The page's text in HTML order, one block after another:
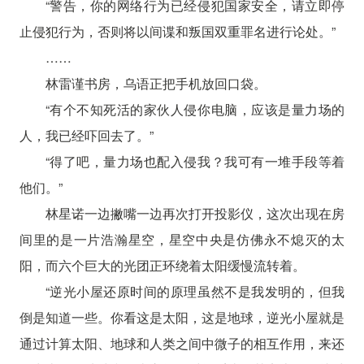
“警告，你的网络行为已经侵犯国家安全，请立即停
止侵犯行为，否则将以间谍和叛国双重罪名进行论处。”
……
林雷谨书房，乌语正把手机放回口袋。
“有个不知死活的家伙人侵你电脑，应该是量力场的
人，我已经吓回去了。”
“得了吧，量力场也配入侵我？我可有一堆手段等着
他们。”
林星诺一边撇嘴一边再次打开投影仪，这次出现在房
间里的是一片浩瀚星空，星空中央是仿佛永不熄灭的太
阳，而六个巨大的光团正环绕着太阳缓慢流转着。
“逆光小屋还原时间的原理虽然不是我发明的，但我
倒是知道一些。你看这是太阳，这是地球，逆光小屋就是
通过计算太阳、地球和人类之间中微子的相互作用，来还